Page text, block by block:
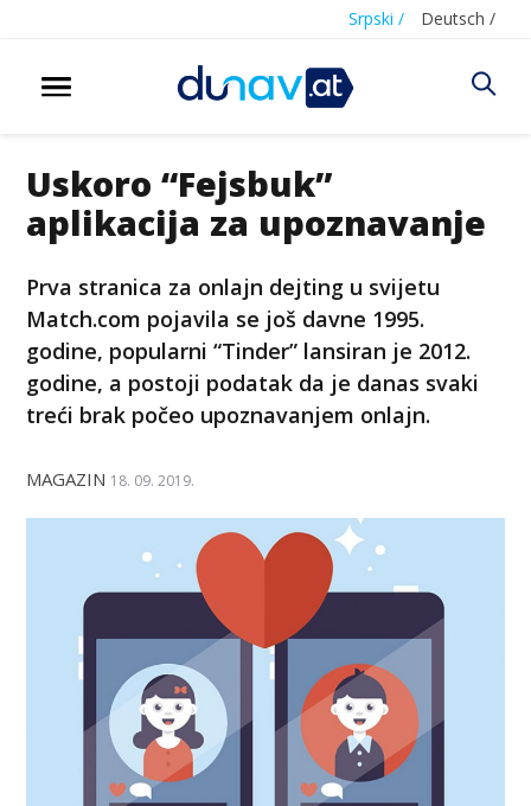
Srpski / Deutsch /
Uskoro “Fejsbuk”
aplikacija za upoznavanje
Prva stranica za onlajn dejting u svijetu
Match.com pojavila se još davne 1995.
godine, popularni “Tinder” lansiran je 2012.
godine, a postoji podatak da je danas svaki
treći brak počeo upoznavanjem onlajn.
MAGAZIN 18. 09. 2019.